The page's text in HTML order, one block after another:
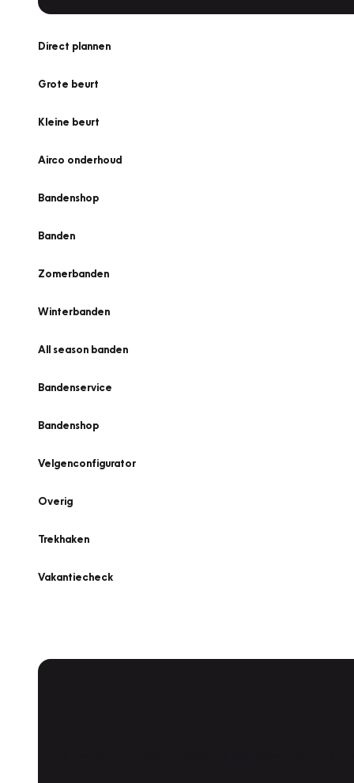
Direct plannen
Grote beurt
Kleine beurt
Airco onderhoud
Bandenshop
Banden
Zomerbanden
Winterbanden
All season banden
Bandenservice
Bandenshop
Velgenconfigurator
Overig
Trekhaken
Vakantiecheck